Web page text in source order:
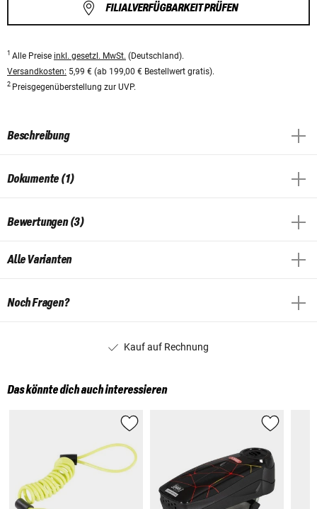
FILIALVERFÜGBARKEIT PRÜFEN
1 Alle Preise inkl. gesetzl. MwSt. (Deutschland).
Versandkosten: 5,99 € (ab 199,00 € Bestellwert gratis).
2 Preisgegenüberstellung zur UVP.
Beschreibung
Dokumente (1)
Bewertungen (3)
Alle Varianten
Noch Fragen?
Kauf auf Rechnung
Das könnte dich auch interessieren